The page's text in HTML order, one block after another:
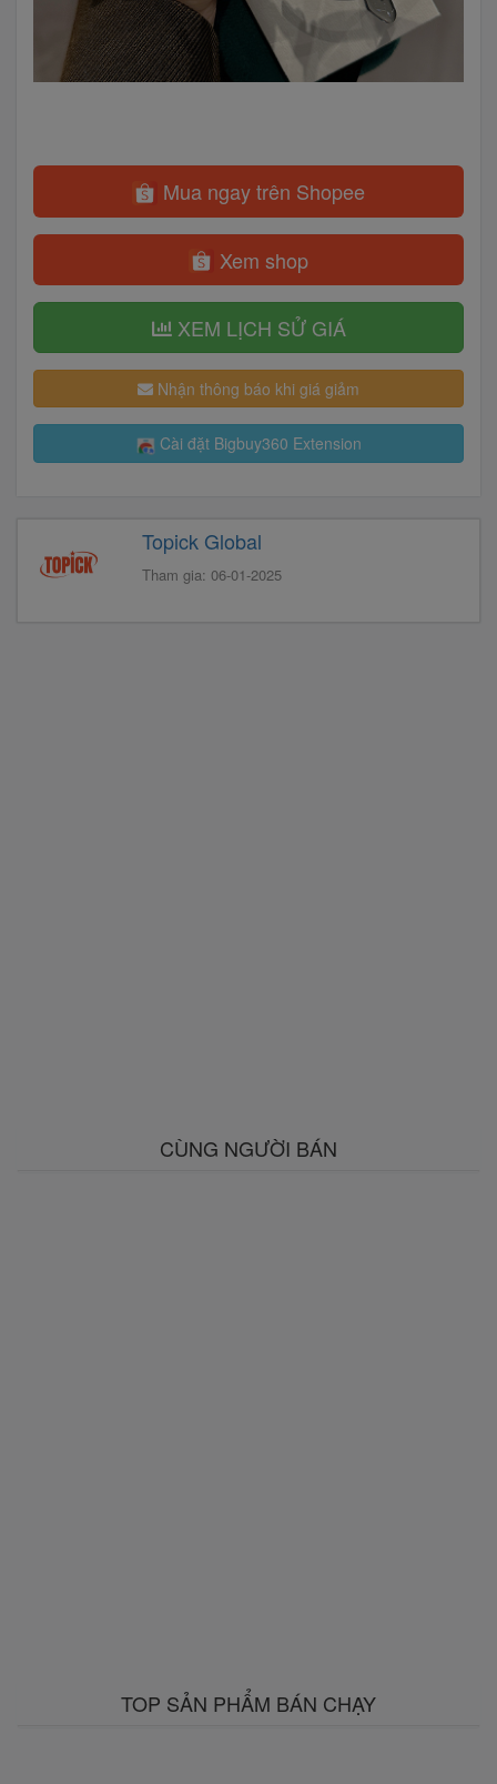
Mua ngay trên Shopee
Xem shop
XEM LỊCH SỬ GIÁ
Nhận thông báo khi giá giảm
Cài đặt Bigbuy360 Extension
Topick Global
Tham gia: 06-01-2025
CÙNG NGƯỜI BÁN
TOP SẢN PHẨM BÁN CHẠY